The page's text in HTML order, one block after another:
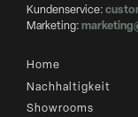
Kundenservice:
Marketing:
Home
Nachhaltigkeit
Showrooms